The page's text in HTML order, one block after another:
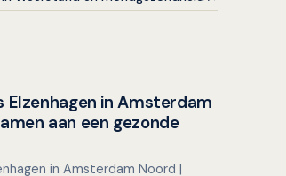
in Amsterdam
aan een gezonde
in Amsterdam Noord |